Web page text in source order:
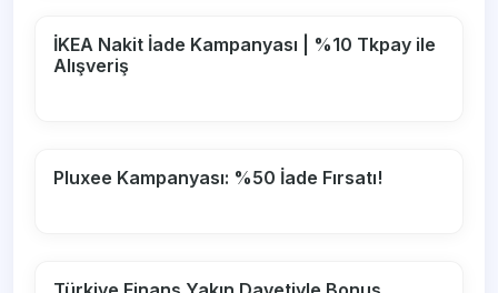
İKEA Nakit İade Kampanyası | %10 Tkpay ile
Alışveriş
Pluxee Kampanyası: %50 İade Fırsatı!